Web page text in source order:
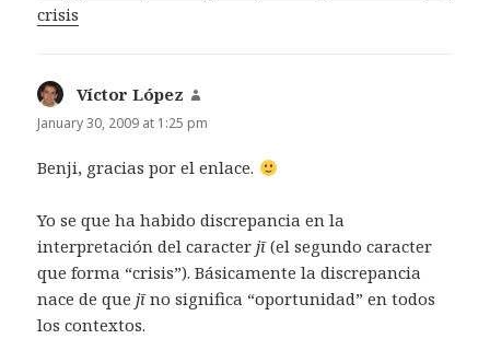
crisis
Víctor López
January 30, 2009 at 1:25 pm
Benji, gracias por el enlace.
Yo se que ha habido discrepancia en la
interpretación del caracterjī(el segundo caracter
que forma “crisis”). Básicamente la discrepancia
nace de quejīno significa “oportunidad” en todos
los contextos.